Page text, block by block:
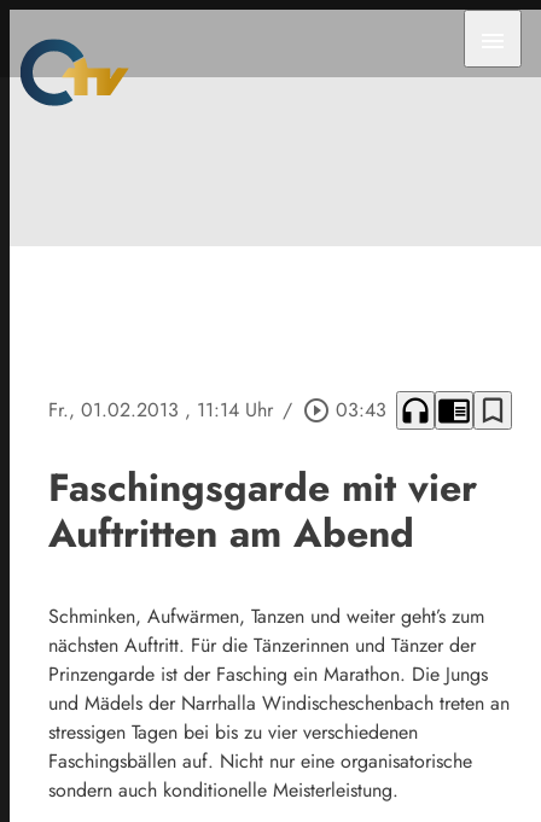
Fr., 01.02.2013 , 11:14 Uhr / play_circle_outline 03:43 headphones chrome_reader_mode bookmark_border
Faschingsgarde mit vier
Auftritten am Abend
Schminken, Aufwärmen, Tanzen und weiter geht’s zum
nächsten Auftritt. Für die Tänzerinnen und Tänzer der
Prinzengarde ist der Fasching ein Marathon. Die Jungs
und Mädels der Narrhalla Windischeschenbach treten an
stressigen Tagen bei bis zu vier verschiedenen
Faschingsbällen auf. Nicht nur eine organisatorische
sondern auch konditionelle Meisterleistung.